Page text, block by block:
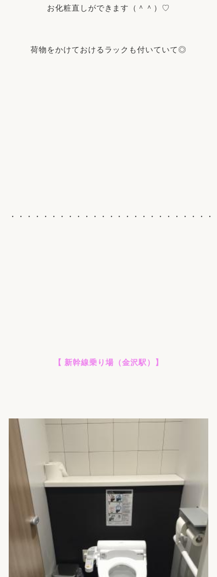
お化粧直しができます（＾＾）♡
荷物をかけておけるラックも付いていて◎
・・・・・・・・・・・・・・・・・・・・・・・・
【 新幹線乗り場（金沢駅）】